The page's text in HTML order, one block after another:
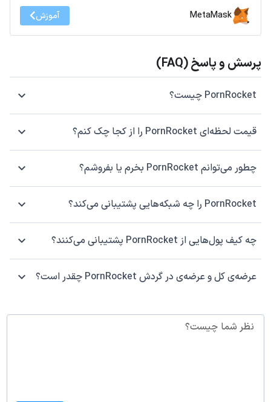
MetaMask آموزش
پرسش و پاسخ (FAQ)
PornRocket چیست؟
قیمت لحظه‌ای PornRocket را از کجا چک کنم؟
چطور می‌توانم PornRocket بخرم یا بفروشم؟
PornRocket را چه شبکه‌هایی پشتیبانی می‌کند؟
چه کیف پول‌هایی از PornRocket پشتیبانی می‌کنند؟
عرضه‌ی کل و عرضه‌ی در گردش PornRocket چقدر است؟
نظر شما چیست؟